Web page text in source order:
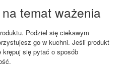
temat ważenia
Podziel się ciekawym
go w kuchni. Jeśli produkt
krępuj się pytać o sposób